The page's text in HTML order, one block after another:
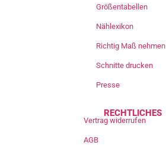
Größentabellen
Nählexikon
Richtig Maß nehmen
Schnitte drucken
Presse
RECHTLICHES
Vertrag widerrufen
AGB